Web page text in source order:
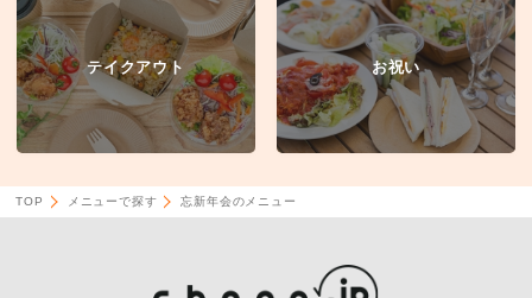
テイクアウト お祝い
TOP メニューで探す 忘新年会のメニュー